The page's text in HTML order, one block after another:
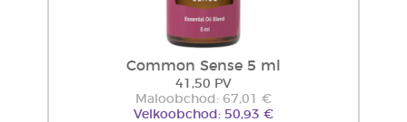
Common Sense 5 ml
41,50 PV
Maloobchod: 67,01 €
Velkoobchod: 50,93 €